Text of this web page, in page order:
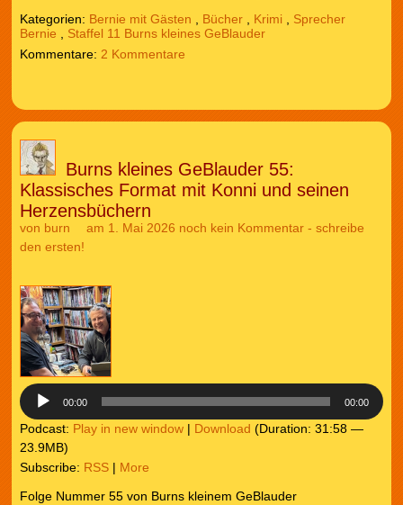
Kategorien: Bernie mit Gästen Bücher, Krimi
Sprecher
Bernie
Staffel 11 Burns kleines GeBlauder
2 Kommentare
Burns kleines GeBlauder 55:
Klassisches Format mit Konni und seinen
Herzensbüchern
von burn am 1. Mai 2026 noch kein Kommentar - schreibe
den ersten!
00:00 00:00
Podcast: Play in new window| Download (Duration: 31:58 —
23.9MB)
Subscribe: RSS| More
Folge Nummer 55 von Burns kleinem GeBlauder